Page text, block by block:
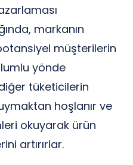
markanın
müşterilerin
yönde
tüketicilerin
hoşlanır ve
okuyarak ürün
artırırlar.